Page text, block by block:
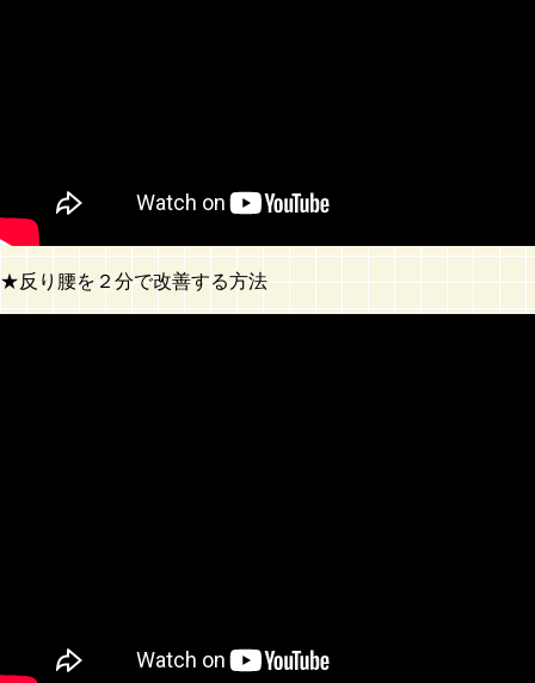
★反り腰を２分で改善する方法